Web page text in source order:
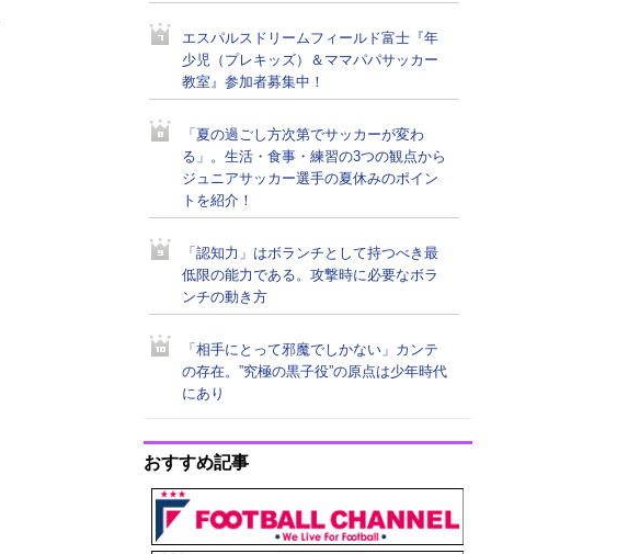
エスパルスドリームフィールド富士『年
少児（プレキッズ）＆ママパパサッカー
教室』参加者募集中！
「夏の過ごし方次第でサッカーが変わ
る」。生活・食事・練習の3つの観点から
ジュニアサッカー選手の夏休みのポイン
トを紹介！
「認知力」はボランチとして持つべき最
低限の能力である。攻撃時に必要なボラ
ンチの動き方
「相手にとって邪魔でしかない」カンテ
の存在。”究極の黒子役”の原点は少年時代
にあり
おすすめ記事